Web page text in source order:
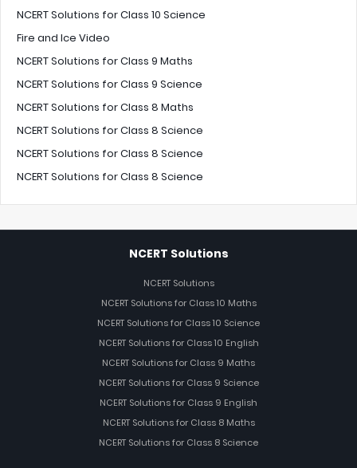
NCERT Solutions for Class 10 Science
Fire and Ice Video
NCERT Solutions for Class 9 Maths
NCERT Solutions for Class 9 Science
NCERT Solutions for Class 8 Maths
NCERT Solutions for Class 8 Science
NCERT Solutions for Class 8 Science
NCERT Solutions for Class 8 Science
NCERT Solutions
NCERT Solutions
NCERT Solutions for Class 10 Maths
NCERT Solutions for Class 10 Science
NCERT Solutions for Class 10 English
NCERT Solutions for Class 9 Maths
NCERT Solutions for Class 9 Science
NCERT Solutions for Class 9 English
NCERT Solutions for Class 8 Maths
NCERT Solutions for Class 8 Science